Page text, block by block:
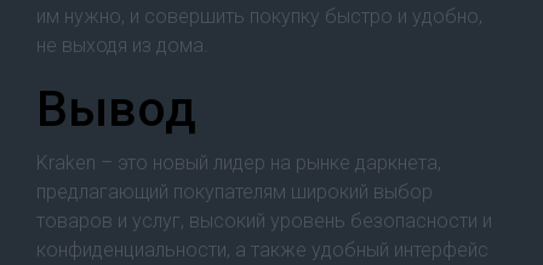
им нужно, и совершить покупку быстро и удобно,
не выходя из дома.
Вывод
Kraken – это новый лидер на рынке даркнета,
предлагающий покупателям широкий выбор
товаров и услуг, высокий уровень безопасности и
конфиденциальности, а также удобный интерфейс